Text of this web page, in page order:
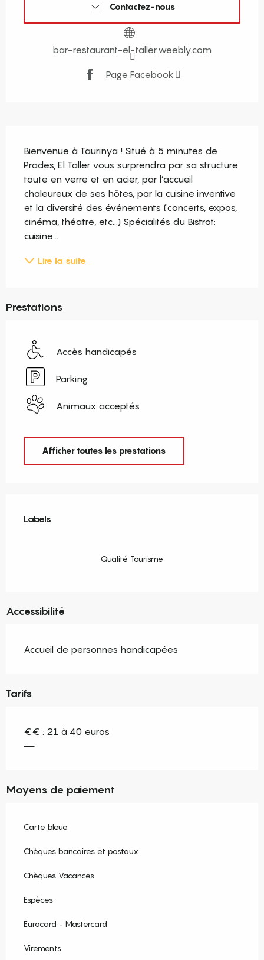
Contactez-nous
bar-restaurant-el-taller.weebly.com
Page Facebook
Bienvenue à Taurinya ! Situé à 5 minutes de
Prades, El Taller vous surprendra par sa structure
toute en verre et en acier, par l’accueil
chaleureux de ses hôtes, par la cuisine inventive
et la diversité des événements (concerts, expos,
cinéma, théatre, etc...) Spécialités du Bistrot:
cuisine...
Lire la suite
Prestations
Accès handicapés
Parking
Animaux acceptés
Afficher toutes les prestations
Labels
Labels
Qualité Tourisme
Accessibilité
Accueil de personnes handicapées
Tarifs
€€ : 21 à 40 euros
—
Moyens de paiement
Carte bleue
Chèques bancaires et postaux
Chèques Vacances
Espèces
Eurocard - Mastercard
Virements